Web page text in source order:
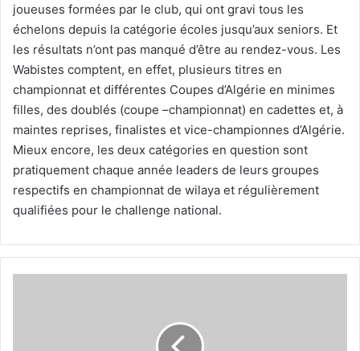
joueuses formées par le club, qui ont gravi tous les
échelons depuis la catégorie écoles jusqu’aux seniors. Et
les résultats n’ont pas manqué d’être au rendez-vous. Les
Wabistes comptent, en effet, plusieurs titres en
championnat et différentes Coupes d’Algérie en minimes
filles, des doublés (coupe –championnat) en cadettes et, à
maintes reprises, finalistes et vice-championnes d’Algérie.
Mieux encore, les deux catégories en question sont
pratiquement chaque année leaders de leurs groupes
respectifs en championnat de wilaya et régulièrement
qualifiées pour le challenge national.